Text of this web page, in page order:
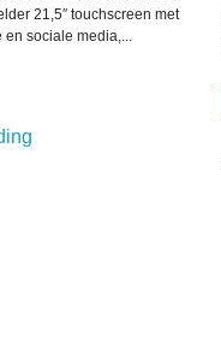
21,5″ touchscreen met
en sociale media,...